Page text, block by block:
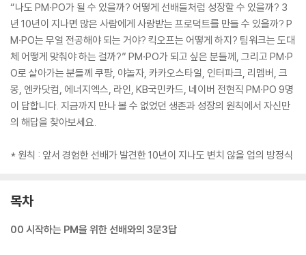
“나도 PM·PO가 될 수 있을까? 어떻게 선배들처럼 성장할 수 있을까? 3
년 10년이 지나면 많은 사람에게 사랑받는 프로덕트를 만들 수 있을까? P
M·PO는 무얼 전공해야 되는 거야? 킥오프는 어떻게 하지? 팀워크는 도대
체 어떻게 맞춰야 하는 걸까?” PM·PO가 되고 싶은 분들께, 그리고 PM·P
O로 살아가는 분들께 쿠팡, 야놀자, 카카오스타일, 인터파크, 리멤버, 크
몽, 엔카닷컴, 에너지엑스, 라인, KB국민카드, 네이버 전현직 PM·PO 9명
이 답합니다. 지금까지 만나 볼 수 없었던 생존과 성장의 원칙에서 자신만
의 해답을 찾아보세요.
* 원칙 : 앞서 경험한 선배가 발견한 10년이 지나도 변치 않을 업의 방정식
목차
00 시작하는 PM을 위한 선배와의 3문3답